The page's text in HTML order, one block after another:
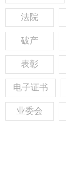
法院
破产
表彰
电子证书
业委会